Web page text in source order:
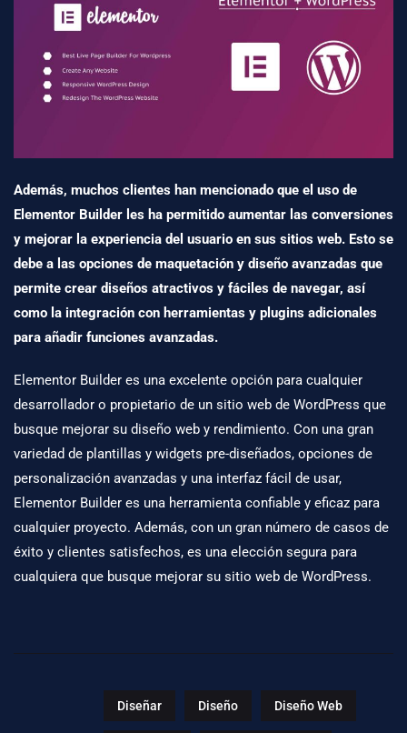
Además, muchos clientes han mencionado que el uso de
Elementor Builder les ha permitido aumentar las conversiones
y mejorar la experiencia del usuario en sus sitios web. Esto se
debe a las opciones de maquetación y diseño avanzadas que
permite crear diseños atractivos y fáciles de navegar, así
como la integración con herramientas y plugins adicionales
para añadir funciones avanzadas.
Elementor Builder es una excelente opción para cualquier
desarrollador o propietario de un sitio web de WordPress que
busque mejorar su diseño web y rendimiento. Con una gran
variedad de plantillas y widgets pre-diseñados, opciones de
personalización avanzadas y una interfaz fácil de usar,
Elementor Builder es una herramienta confiable y eficaz para
cualquier proyecto. Además, con un gran número de casos de
éxito y clientes satisfechos, es una elección segura para
cualquiera que busque mejorar su sitio web de WordPress.
Diseñar Diseño Diseño Web